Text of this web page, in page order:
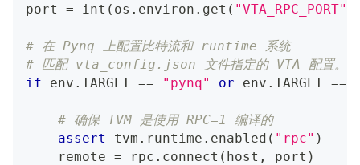
port = int ( os . environ . get ( "VTA_RPC_PORT"
# 在 Pynq 上配置比特流和 runtime 系统
# 匹配 vta_config.json 文件指定的 VTA 配置。
if env . TARGET == "pynq" or env . TARGET ==
# 确保 TVM 是使用 RPC=1 编译的
assert
tvm . runtime . enabled ( "rpc" )
    remote
= rpc . connect ( host , port )